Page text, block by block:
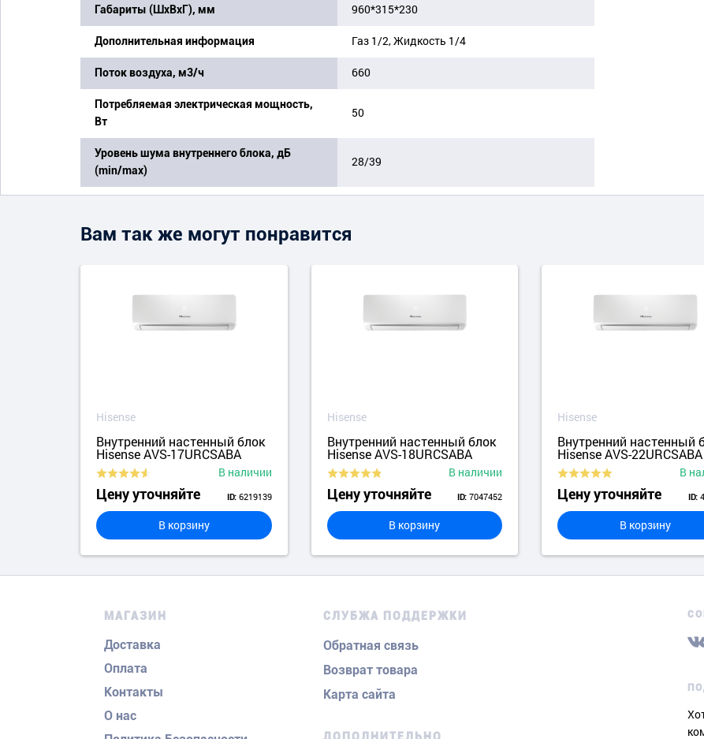
Габариты (ШхВхГ), мм 960*315*230
Дополнительная информация Газ 1/2, Жидкость 1/4
Поток воздуха, м3/ч 660
Потребляемая электрическая мощность,
Вт
50
Уровень шума внутреннего блока, дБ
(min/max)
28/39
Вам так же могут понравится
Hisense
Внутренний настенный блок
Hisense AVS-17URCSABA
В наличии
Цену уточняйте ID: 6219139
В корзину
Hisense
Внутренний настенный блок
Hisense AVS-18URCSABA
В наличии
Цену уточняйте ID: 7047452
В корзину
Hisense
Внутренний настенный
Hisense AVS-22URCSABA
В
Цену уточняйте ID:
В корзину
МАГАЗИН
Доставка
Оплата
Контакты
О нас
СЛУБЖА ПОДДЕРЖКИ
Обратная связь
Возврат товара
Карта сайта